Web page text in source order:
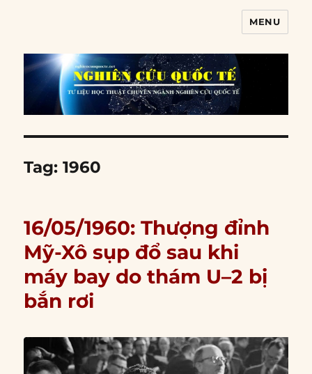
MENU
Tag:1960
16/05/1960: Thượng đỉnh
Mỹ-Xô sụp đổ sau khi
máy bay do thám U–2 bị
bắn rơi